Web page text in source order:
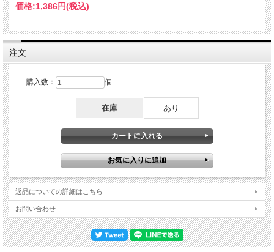
July 3rd, 1975 1.Call Of The Wild And Peaceful Heart 2.Member Introduction
(tpt) ジョー・ボナー(p) デイビット・フリーゼン(b) マルコム・ピンソン(dr)
価格:1,386円(税込)
注文
購入数： 個
在庫 あり
返品についての詳細はこちら
お問い合わせ